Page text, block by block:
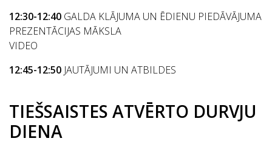
12:30-12:40 GALDA KLĀJUMA UN ĒDIENU PIEDĀVĀJUMA
PREZENTĀCIJAS MĀKSLA
VIDEO
12:45-12:50 JAUTĀJUMI UN ATBILDES
TIEŠSAISTES ATVĒRTO DURVJU
DIENA